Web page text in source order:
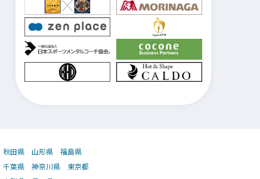
秋田県 山形県
福島県
千葉県 神奈川県
東京都